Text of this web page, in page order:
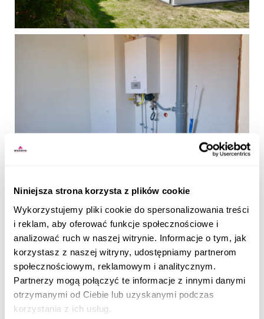
Niniejsza strona korzysta z plików cookie
Wykorzystujemy pliki cookie do spersonalizowania treści
i reklam, aby oferować funkcje społecznościowe i
analizować ruch w naszej witrynie. Informacje o tym, jak
korzystasz z naszej witryny, udostępniamy partnerom
społecznościowym, reklamowym i analitycznym.
Partnerzy mogą połączyć te informacje z innymi danymi
otrzymanymi od Ciebie lub uzyskanymi podczas
korzystania z ich usług.